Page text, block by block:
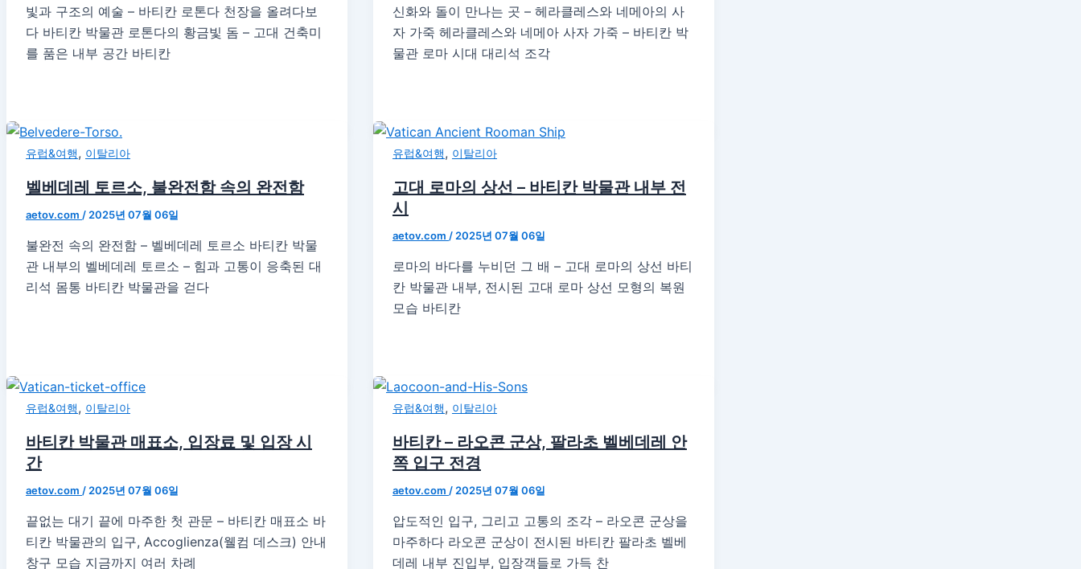
빛과 구조의 예술 – 바티칸 로톤다 천장을 올려다보
다 바티칸 박물관 로톤다의 황금빛 돔 – 고대 건축미
를 품은 내부 공간 바티칸
신화와 돌이 만나는 곳 – 헤라클레스와 네메아의 사
자 가죽 헤라클레스와 네메아 사자 가죽 – 바티칸 박
물관 로마 시대 대리석 조각
유럽&여행, 이탈리아
벨베데레 토르소, 불완전함 속의 완전함
aetov.com / 2025년 07월 06일
불완전 속의 완전함 – 벨베데레 토르소 바티칸 박물
관 내부의 벨베데레 토르소 – 힘과 고통이 응축된 대
리석 몸통 바티칸 박물관을 걷다
유럽&여행, 이탈리아
고대 로마의 상선 – 바티칸 박물관 내부 전
시
aetov.com / 2025년 07월 06일
로마의 바다를 누비던 그 배 – 고대 로마의 상선 바티
칸 박물관 내부, 전시된 고대 로마 상선 모형의 복원
모습 바티칸
유럽&여행, 이탈리아
바티칸 박물관 매표소, 입장료 및 입장 시
간
aetov.com / 2025년 07월 06일
끝없는 대기 끝에 마주한 첫 관문 – 바티칸 매표소 바
티칸 박물관의 입구, Accoglienza(웰컴 데스크) 안내
창구 모습 지금까지 여러 차례
유럽&여행, 이탈리아
바티칸 – 라오콘 군상, 팔라초 벨베데레 안
쪽 입구 전경
aetov.com / 2025년 07월 06일
압도적인 입구, 그리고 고통의 조각 – 라오콘 군상을
마주하다 라오콘 군상이 전시된 바티칸 팔라초 벨베
데레 내부 진입부, 입장객들로 가득 찬